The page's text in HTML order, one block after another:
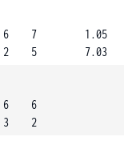
6
2
7
5
1.05
7.03
6
3
6
2